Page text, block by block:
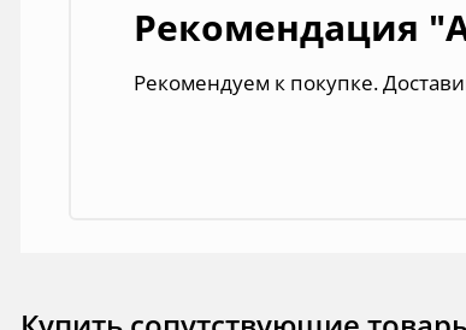
Рекомендация
Рекомендуем к покупке.